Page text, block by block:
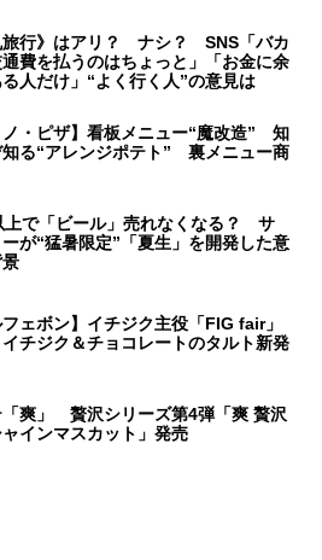
旅行》はアリ？ ナシ？ SNS「バカ
費を払うのはちょっと」「お金に余
人だけ」“よく行く人”の意見は
ノ・ピザ】看板メニュー“魔改造” 知
知る“アレンジポテト” 裏メニュー商
上で「ビール」売れなくなる？ サ
が“猛暑限定”「夏生」を開発した意
フェボン】イチジク主役「FIG fair」
チジク＆チョコレートのタルト新発
「爽」 贅沢シリーズ第4弾「爽 贅沢
インマスカット」発売